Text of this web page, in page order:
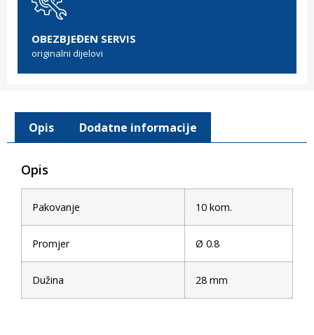
OBEZBJEĐEN SERVIS
originalni dijelovi
Opis Dodatne informacije
Opis
Pakovanje 10 kom.
Promjer Ø 0.8
Dužina 28 mm